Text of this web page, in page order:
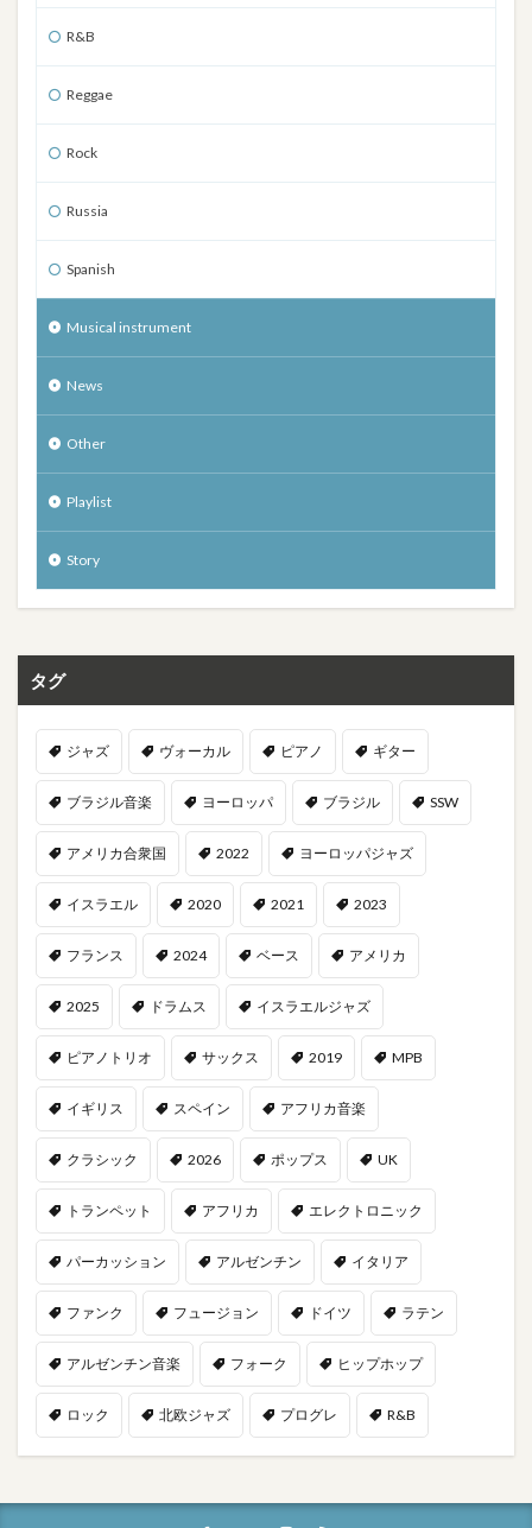
R&B
Reggae
Rock
Russia
Spanish
Musical instrument
News
Other
Playlist
Story
タグ
ジャズ ヴォーカル ピアノ ギター
ブラジル音楽 ヨーロッパ ブラジル SSW
アメリカ合衆国 2022 ヨーロッパジャズ
イスラエル 2020 2021 2023
フランス 2024 ベース アメリカ
2025 ドラムス イスラエルジャズ
ピアノトリオ サックス 2019 MPB
イギリス スペイン アフリカ音楽
クラシック 2026 ポップス UK
トランペット アフリカ エレクトロニック
パーカッション アルゼンチン イタリア
ファンク フュージョン ドイツ ラテン
アルゼンチン音楽 フォーク ヒップホップ
ロック 北欧ジャズ プログレ R&B